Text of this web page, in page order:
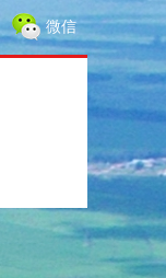
微信